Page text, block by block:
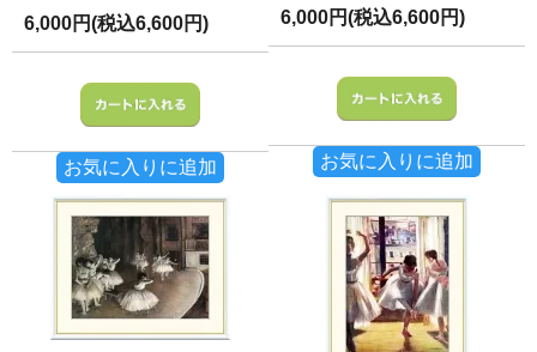
6,000円(税込6,600円)
お気に入りに追加
6,000円(税込6,600円)
お気に入りに追加